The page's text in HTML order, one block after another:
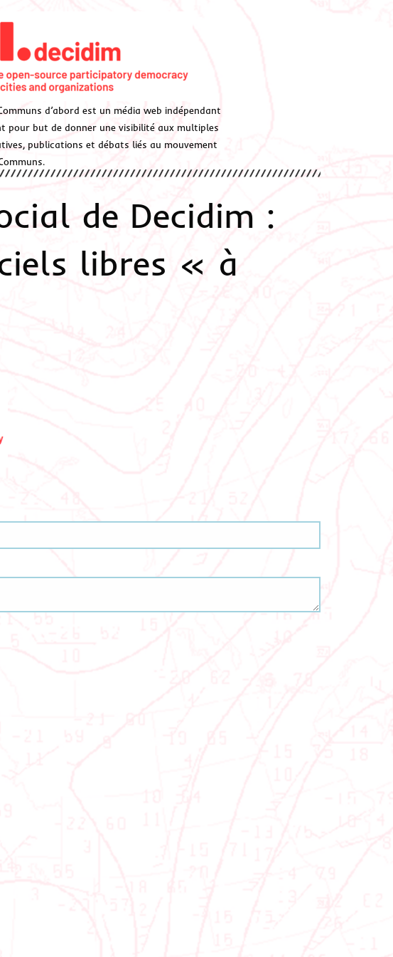
d’abord est un média web indépendant
pour but de donner une visibilité aux multiples
publications et débats liés au mouvement
de Decidim :
libres « à